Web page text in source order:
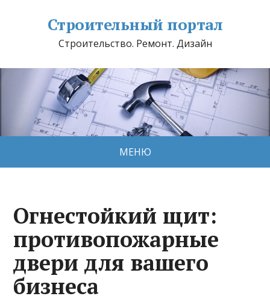
Строительный портал
Строительство. Ремонт. Дизайн
МЕНЮ
Огнестойкий щит:
противопожарные
двери для вашего
бизнеса